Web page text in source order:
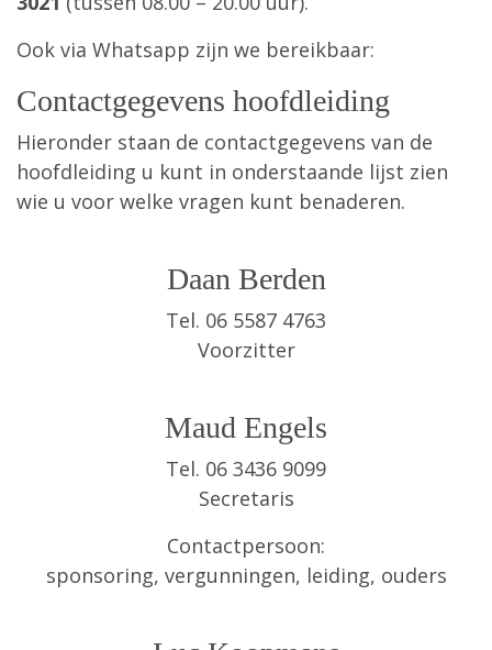
Ook via Whatsapp zijn we bereikbaar:
Contactgegevens hoofdleiding
Hieronder staan de contactgegevens van de
hoofdleiding u kunt in onderstaande lijst zien
wie u voor welke vragen kunt benaderen.
Daan Berden
Tel. 06 5587 4763
Voorzitter
Maud Engels
Tel. 06 3436 9099‬
Secretaris
Contactpersoon:
sponsoring, vergunningen, leiding, ouders